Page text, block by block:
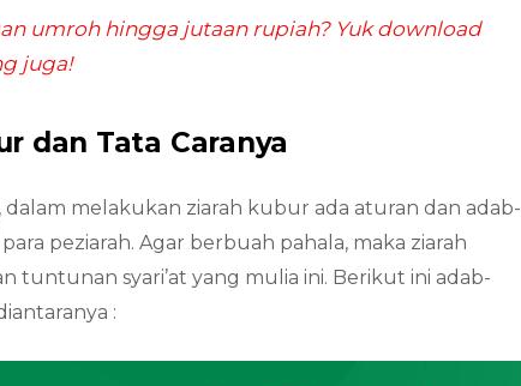
umroh hingga jutaan rupiah? Yuk download
juga!
dan Tata Caranya
melakukan ziarah kubur ada aturan dan adab-
peziarah. Agar berbuah pahala, maka ziarah
tuntunan syari’at yang mulia ini. Berikut ini adab-
: